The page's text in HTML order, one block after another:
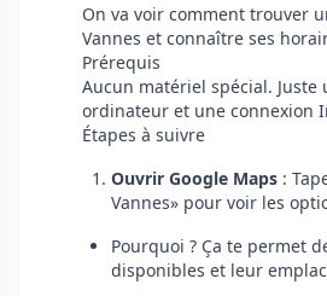
On va voir comment trouver
Vannes et connaître ses
Prérequis
Aucun matériel spécial.
ordinateur et une connexion
Étapes à suivre
Ouvrir Google Maps :
Vannes
pour voir les
Pourquoi ? Ça te permet
disponibles et leur